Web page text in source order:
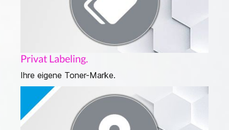
Privat Labeling.
Ihre eigene Toner-Marke.